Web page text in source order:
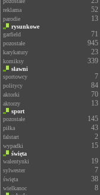
reklama 52
parodie 13
rysunkowe
garfield
71
pozostałe 945
karykatury 23
komiksy 339
sławni
sportowcy
7
politycy 84
aktorki 70
aktorzy 13
sport
pozostałe
145
piłka 43
falstart 2
wypadki 15
święta
walentynki
19
sylwester 7
święta 38
wielkanoc 8